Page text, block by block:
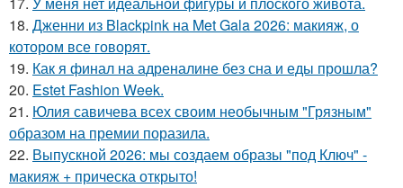
18. Дженни из Blackpink на Met Gala 2026: макияж, о
котором все говорят.
19. Как я финал на адреналине без сна и еды прошла?
20. Estet Fashion Week.
21. Юлия савичева всех своим необычным "Грязным"
образом на премии поразила.
22. Выпускной 2026: мы создаем образы "под Ключ" -
макияж + прическа открыто!